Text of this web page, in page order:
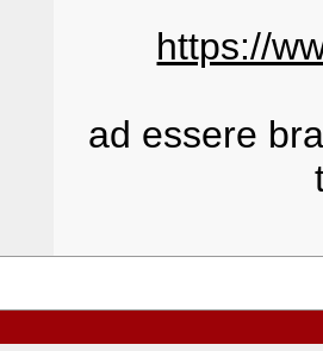
https://
ad essere